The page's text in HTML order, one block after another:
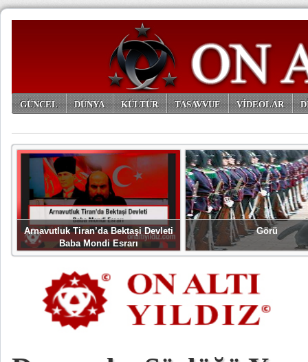
GÜNCEL DÜNYA KÜLTÜR TASAVVUF VİDEOLAR
Arnavutluk Tiran’da Bektaşi Devleti
Baba Mondi Esrarı
Görü